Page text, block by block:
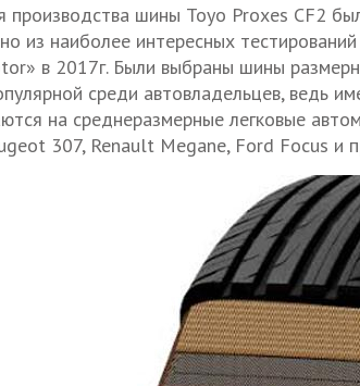
производства шины Toyo Proxes CF2
из наиболее интересных
в 2017г. Были выбраны шины
среди автовладельцев, ведь
на среднеразмерные легковые
307, Renault Megane, Ford Focus и